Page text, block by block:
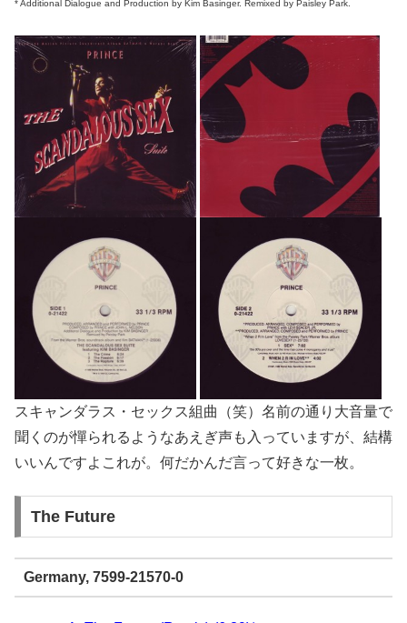
* Additional Dialogue and Production by Kim Basinger. Remixed by Paisley Park.
スキャンダラス・セックス組曲（笑）名前の通り大音量で
聞くのが憚られるようなあえぎ声も入っていますが、結構
いいんですよこれが。何だかんだ言って好きな一枚。
The Future
Germany, 7599-21570-0